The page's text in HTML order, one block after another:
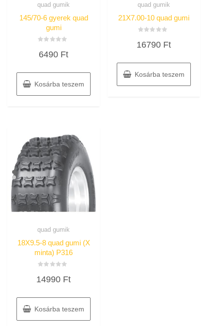
quad gumik
145/70-6 gyerek quad
gumi
0
6490 Ft
Kosárba teszem
quad gumik
21X7.00-10 quad gumi
0
16790 Ft
Kosárba teszem
quad gumik
18X9.5-8 quad gumi (X
minta) P316
0
14990 Ft
Kosárba teszem